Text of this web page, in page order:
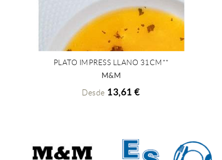
+ INFO
PLATO IMPRESS LLANO 31CM**
M&M
Desde 13,61 €